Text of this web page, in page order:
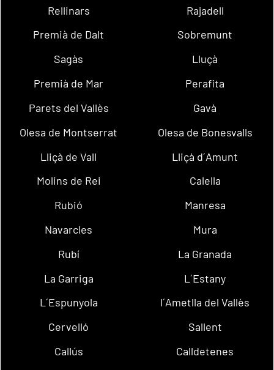
Rellinars
Rajadell
Premià de Dalt
Sobremunt
Sagàs
Lluçà
Premià de Mar
Perafita
Parets del Vallès
Gavà
Olesa de Montserrat
Olesa de Bonesvalls
Lliçà de Vall
Lliçà d´Amunt
Molins de Rei
Calella
Rubió
Manresa
Navarcles
Mura
Rubí
La Granada
La Garriga
L´Estany
L´Espunyola
l´Ametlla del Vallès
Cervelló
Sallent
Callús
Calldetenes